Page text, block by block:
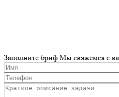
Заполните бриф Мы свяжемся с